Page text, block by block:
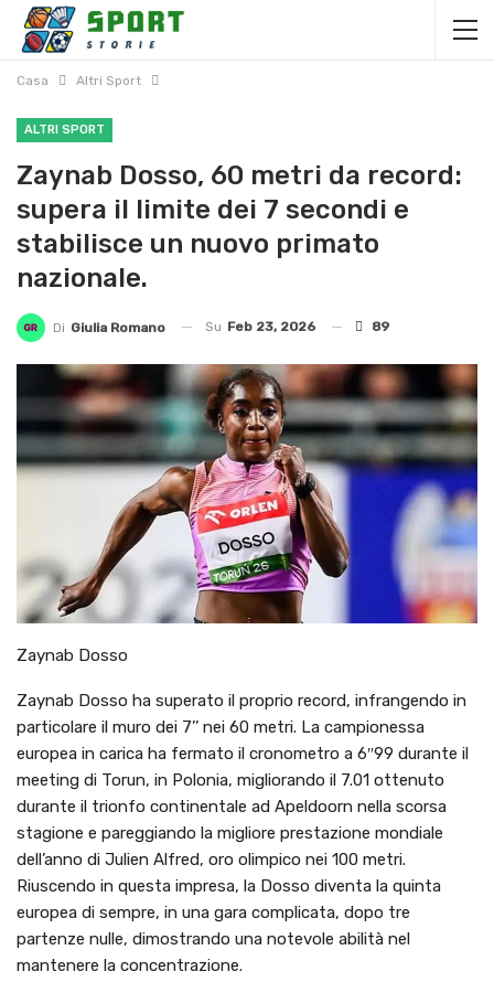
Casa Altri Sport
ALTRI SPORT
Zaynab Dosso, 60 metri da record:
supera il limite dei 7 secondi e
stabilisce un nuovo primato
nazionale.
Di Giulia Romano Su Feb 23, 2026 89
Zaynab Dosso
Zaynab Dosso ha superato il proprio record, infrangendo in
particolare il muro dei 7’’ nei 60 metri. La campionessa
europea in carica ha fermato il cronometro a 6″99 durante il
meeting di Torun, in Polonia, migliorando il 7.01 ottenuto
durante il trionfo continentale ad Apeldoorn nella scorsa
stagione e pareggiando la migliore prestazione mondiale
dell’anno di Julien Alfred, oro olimpico nei 100 metri.
Riuscendo in questa impresa, la Dosso diventa la quinta
europea di sempre, in una gara complicata, dopo tre
partenze nulle, dimostrando una notevole abilità nel
mantenere la concentrazione.